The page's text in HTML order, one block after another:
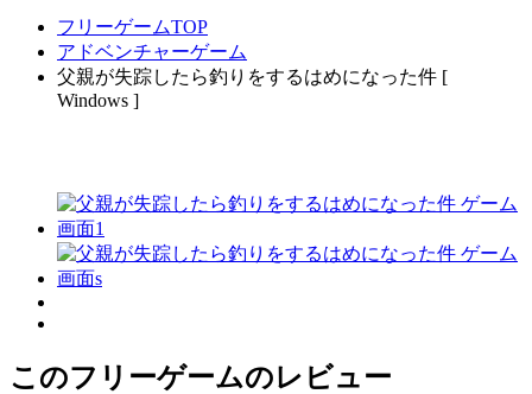
フリーゲームTOP
アドベンチャーゲーム
父親が失踪したら釣りをするはめになった件 [
Windows ]
このフリーゲームのレビュー